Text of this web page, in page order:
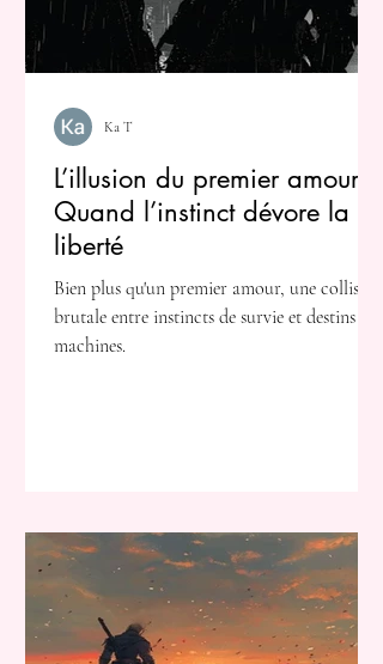
L’illusion du premier amour :
Quand l’instinct dévore la
liberté
Bien plus qu'un premier amour, une collision
brutale entre instincts de survie et destins de
machines.
Ka T